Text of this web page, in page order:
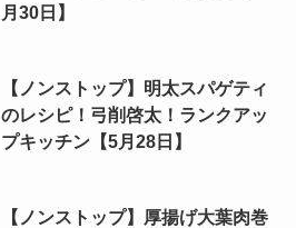
月30日】
【ノンストップ】明太スパゲティ
のレシピ！弓削啓太！ランクアッ
プキッチン【5月28日】
【ノンストップ】厚揚げ大葉肉巻